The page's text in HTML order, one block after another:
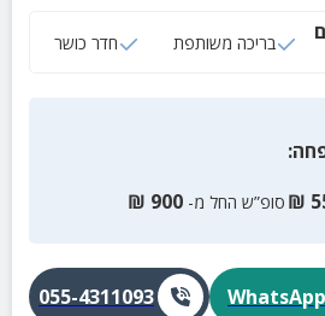
בריכה משותפת חדר כושר
:
₪ סופ”ש החל מ- 900
₪
WhatsApp
055-4311093